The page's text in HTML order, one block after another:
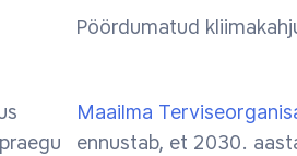
Pöördumatud
Maailma
ennustab, et 2030.